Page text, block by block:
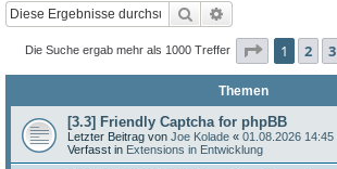
Suche
Die Suche ergab mehr als 1000 Treffer Seite 1von
1 2 3
Themen
[3.3] Friendly Captcha for phpBB
Letzter Beitrag von Joe Kolade « 01.08.2026 14:45
Verfasst in Extensions in Entwicklung